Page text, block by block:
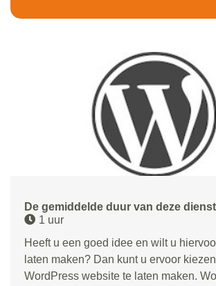
De gemiddelde duur van deze
1 uur
Heeft u een goed idee en wilt u
laten maken? Dan kunt u ervoor
WordPress website te laten maken.